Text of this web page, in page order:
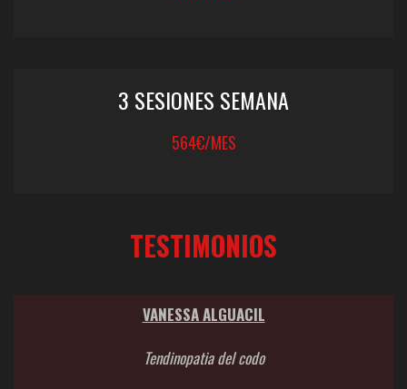
3 SESIONES SEMANA
564€/MES
TESTIMONIOS
VANESSA ALGUACIL
Tendinopatia del codo